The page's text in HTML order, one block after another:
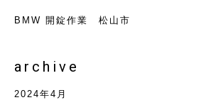
BMW 開錠作業 松山市
archive
2024年4月